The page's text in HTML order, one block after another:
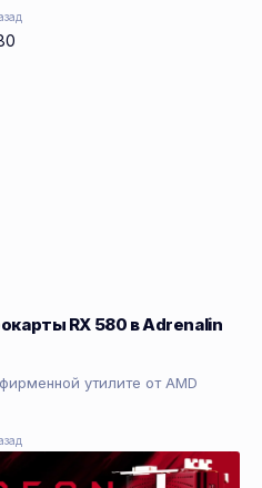
RX 580 в Adrenalin
утилите от AMD